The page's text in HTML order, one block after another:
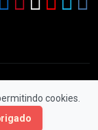
cookies.